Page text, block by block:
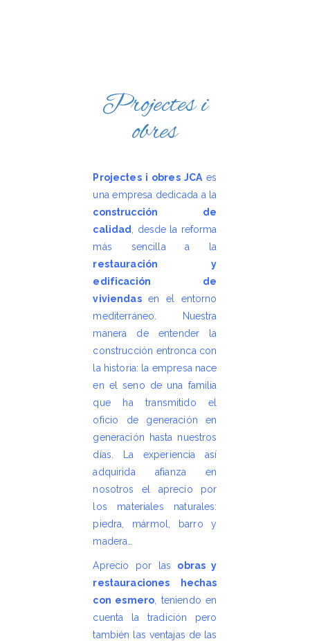
Projectes i
obres
Projectes i obres JCA es
una empresa dedicada a la
construcción de
calidad
, desde la reforma
más sencilla a la
restauración y
edificación de
viviendasen el entorno
mediterráneo. Nuestra
manera de entender la
construcción entronca con
la historia: la empresa nace
en el seno de una familia
que ha transmitido el
oficio de generación en
generación hasta nuestros
días. La experiencia así
adquirida afianza en
nosotros el aprecio por
los materiales naturales:
piedra, mármol, barro y
madera…
Aprecio por las obras y
restauraciones hechas
con esmero , teniendo en
cuenta la tradición pero
también las ventajas de las